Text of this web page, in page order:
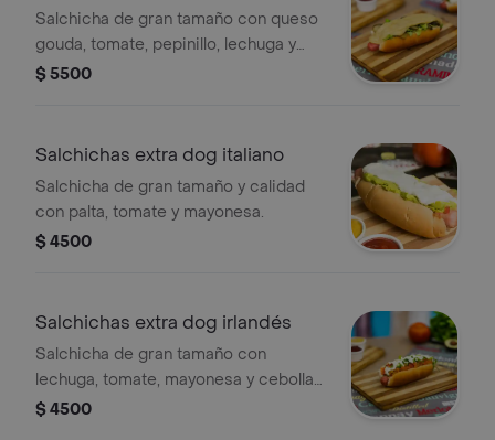
Salchicha de gran tamaño con queso
gouda, tomate, pepinillo, lechuga y
mayonesa.
$ 5500
Salchichas extra dog italiano
Salchicha de gran tamaño y calidad
con palta, tomate y mayonesa.
$ 4500
Salchichas extra dog irlandés
Salchicha de gran tamaño con
lechuga, tomate, mayonesa y cebolla
picada.
$ 4500